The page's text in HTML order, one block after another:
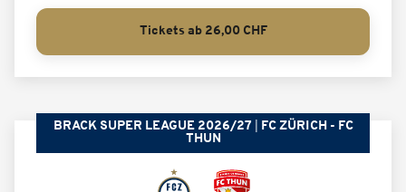
Tickets ab 26,00 CHF
BRACK SUPER LEAGUE 2026/27
FC ZÜRICH - FC
THUN